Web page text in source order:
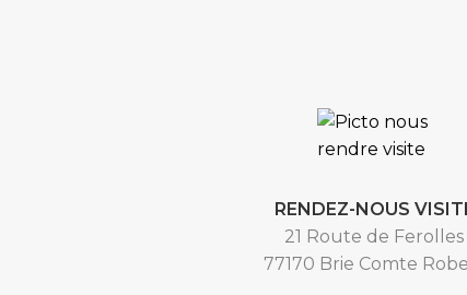
RENDEZ-NOUS
21 Route de Ferolles
77170 Brie Comte